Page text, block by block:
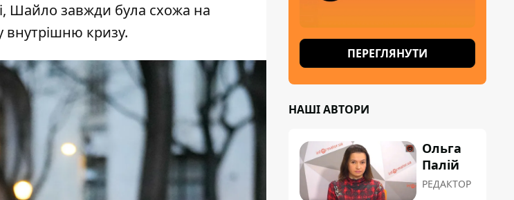
Шайло завжди була схожа на
внутрішню кризу.
ПЕРЕГЛЯНУТИ
НАШІ АВТОРИ
Ольга
Палій
РЕДАКТОР